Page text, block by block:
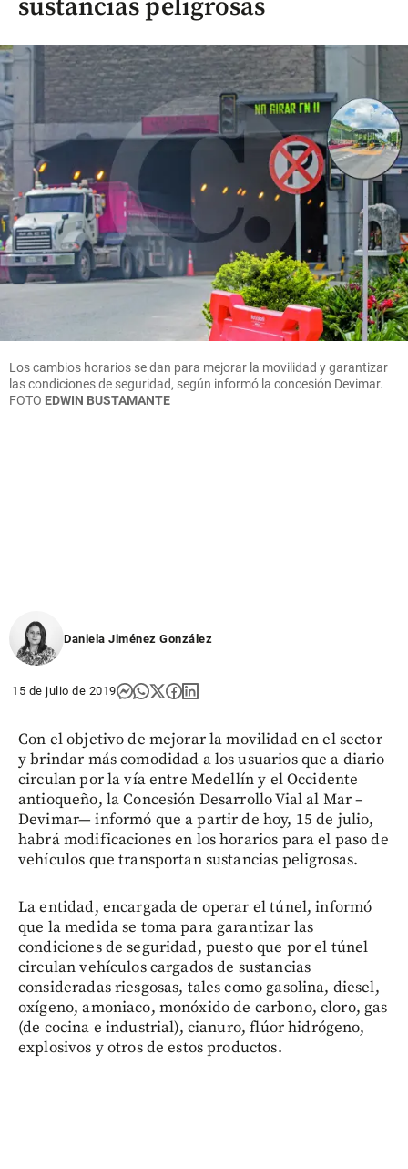
sustancias peligrosas
Los cambios horarios se dan para mejorar la movilidad y garantizar
las condiciones de seguridad, según informó la concesión Devimar.
FOTO EDWIN BUSTAMANTE
Daniela Jiménez González
15 de julio de 2019
Con el objetivo de mejorar la movilidad en el sector
y brindar más comodidad a los usuarios que a diario
circulan por la vía entre Medellín y el Occidente
antioqueño, la Concesión Desarrollo Vial al Mar –
Devimar— informó que a partir de hoy, 15 de julio,
habrá modificaciones en los horarios para el paso de
vehículos que transportan sustancias peligrosas.
La entidad, encargada de operar el túnel, informó
que la medida se toma para garantizar las
condiciones de seguridad, puesto que por el túnel
circulan vehículos cargados de sustancias
consideradas riesgosas, tales como gasolina, diesel,
oxígeno, amoniaco, monóxido de carbono, cloro, gas
(de cocina e industrial), cianuro, flúor hidrógeno,
explosivos y otros de estos productos.